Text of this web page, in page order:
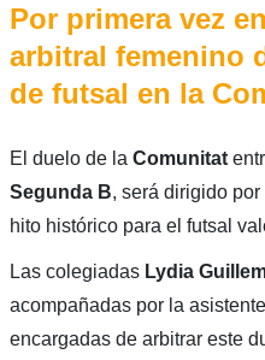
Por primera vez
arbitral femenino
de futsal en la
El duelo de la Comunitat
Segunda B, será dirigido
hito histórico para el futsal
Las colegiadas Lydia
acompañadas por la asistente
encargadas de arbitrar este